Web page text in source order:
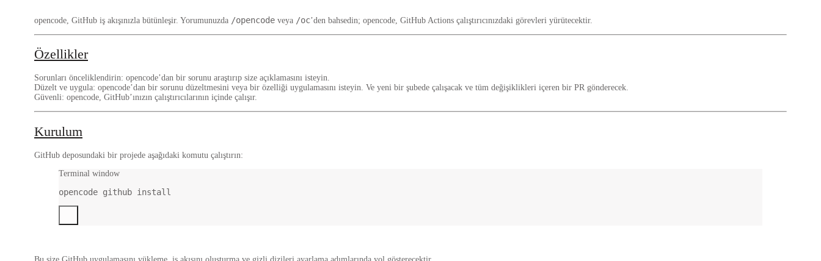
opencode, GitHub iş akışınızla bütünleşir. Yorumunuzda /opencode veya /oc’den bahsedin; opencode, GitHub Actions çalıştırıcınızdaki görevleri yürütecektir.
Özellikler
Sorunları önceliklendirin: opencode’dan bir sorunu araştırıp size açıklamasını isteyin.
Düzelt ve uygula: opencode’dan bir sorunu düzeltmesini veya bir özelliği uygulamasını isteyin. Ve yeni bir şubede çalışacak ve tüm değişiklikleri içeren bir PR gönderecek.
Güvenli: opencode, GitHub’ınızın çalıştırıcılarının içinde çalışır.
Kurulum
GitHub deposundaki bir projede aşağıdaki komutu çalıştırın:
Terminal window
opencode github install